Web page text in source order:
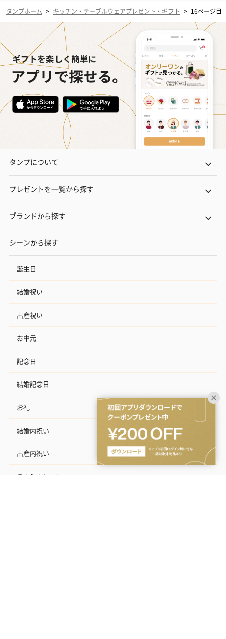
タンプホーム > キッチン・テーブルウェアプレゼント・ギフト > 16ページ目
タンプについて
プレゼントを一覧から探す
ブランドから探す
シーンから探す
誕生日
結婚祝い
出産祝い
お中元
記念日
結婚記念日
お礼
結婚内祝い
出産内祝い
その他のシーン